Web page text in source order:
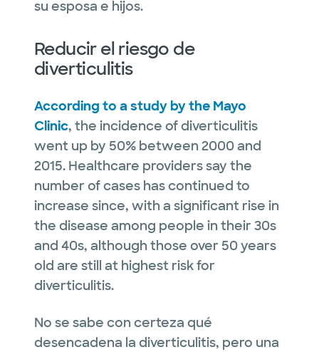
su esposa e hijos.
Reducir el riesgo de
diverticulitis
According to a study by the Mayo
Clinic, the incidence of diverticulitis
went up by 50% between 2000 and
2015. Healthcare providers say the
number of cases has continued to
increase since, with a significant rise in
the disease among people in their 30s
and 40s, although those over 50 years
old are still at highest risk for
diverticulitis.
No se sabe con certeza qué
desencadena la diverticulitis, pero una